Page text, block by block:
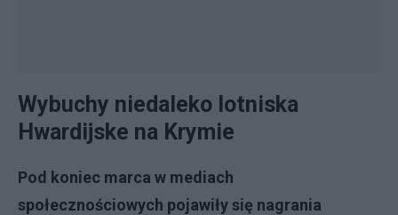
Wybuchy niedaleko lotniska
Hwardijske na Krymie
Pod koniec marca w mediach
społecznościowych pojawiły się nagrania